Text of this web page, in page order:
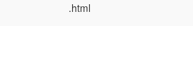
.html